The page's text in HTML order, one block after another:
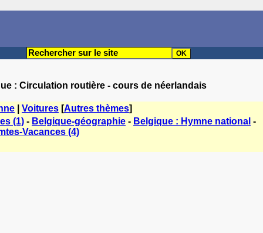
: Circulation routière - cours de néerlandais
Voitures [Autres thèmes]
(1) - Belgique-géographie - Belgique : Hymne national -
Vacances (4)